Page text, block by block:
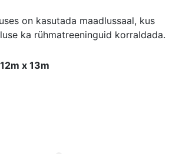
on kasutada maadlussaal, kus
ka rühmatreeninguid korraldada.
x 13m